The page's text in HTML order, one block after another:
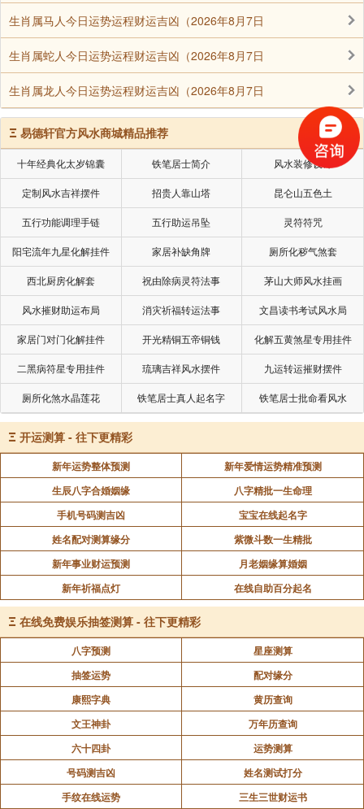
生肖属马人今日运势运程财运吉凶（2026年8月7日
生肖属蛇人今日运势运程财运吉凶（2026年8月7日
生肖属龙人今日运势运程财运吉凶（2026年8月7日
Ξ 易德轩官方风水商城精品推荐
十年经典化太岁锦囊 铁笔居士简介 风水装修设计
定制风水吉祥摆件 招贵人靠山塔 昆仑山五色土
五行功能调理手链 五行助运吊坠 灵符符咒
阳宅流年九星化解挂件 家居补缺角牌 厕所化秽气煞套
西北厨房化解套 祝由除病灵符法事 茅山大师风水挂画
风水摧财助运布局 消灾祈福转运法事 文昌读书考试风水局
家居门对门化解挂件 开光精铜五帝铜钱 化解五黄煞星专用挂件
二黑病符星专用挂件 琉璃吉祥风水摆件 九运转运摧财摆件
厕所化煞水晶莲花 铁笔居士真人起名字 铁笔居士批命看风水
Ξ 开运测算 - 往下更精彩
新年运势整体预测
新年爱情运势精准预测
生辰八字合婚姻缘
八字精批一生命理
手机号码测吉凶
宝宝在线起名字
姓名配对测算缘分
紫微斗数一生精批
新年事业财运预测
月老姻缘算婚姻
新年祈福点灯
在线自助百分起名
Ξ 在线免费娱乐抽签测算 - 往下更精彩
八字预测
星座测算
抽签运势
配对缘分
康熙字典
黄历查询
文王神卦
万年历查询
六十四卦
运势测算
号码测吉凶
姓名测试打分
手纹在线运势
三生三世财运书